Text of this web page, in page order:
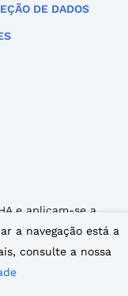
DE DADOS
e aplicam-se a
de Serviço da
reservados.
a navegação está a
consulte a nossa